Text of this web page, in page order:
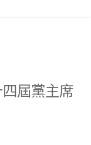
屆黨主席